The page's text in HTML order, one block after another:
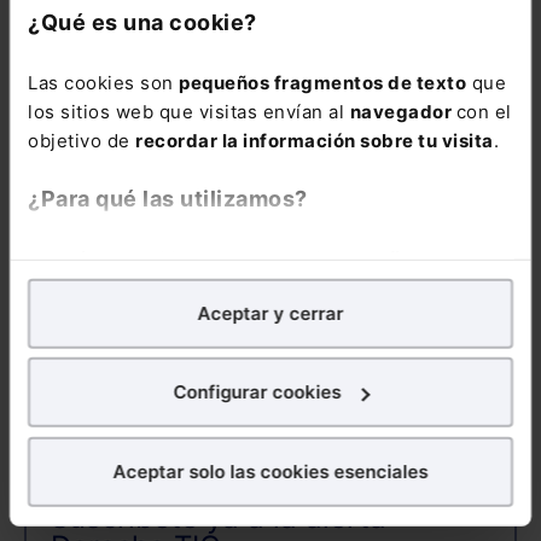
¿Qué es una cookie?
Las cookies son pequeños fragmentos de texto que
los sitios web que visitas envían al navegador con el
objetivo de recordar la información sobre tu visita.
¿Para qué las utilizamos?
analíticospara tratar demejorar tu experienciaen
nuestra página web. También con fines publicitarios,
para poder mostrarte publicidad y contenidos de tu
¿Qué puedes hacer?
en la web sea óptima
Aceptar y cerrar
Configurar cookies
Aceptar solo las cookies esenciales
COMENTARIOS
Suscríbete ya a la alerta